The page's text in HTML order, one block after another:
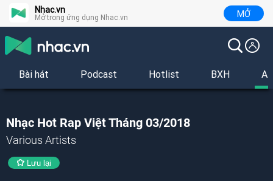
Nhac.vn
Mở trong ứng dụng Nhac.vn MỞ
Bài hát Podcast Hotlist BXH
Nhạc Hot Rap Việt Tháng 03/2018
Various Artists
Lưu lại